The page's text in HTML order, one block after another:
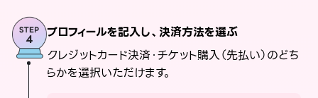
プロフィールを記入し、決済方法を選ぶ
クレジットカード決済・チケット購入（先払い）のどち
らかを選択いただけます。